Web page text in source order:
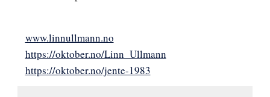
www.linnullmann.no
https://oktober.no/Linn_Ullmann
https://oktober.no/jente-1983